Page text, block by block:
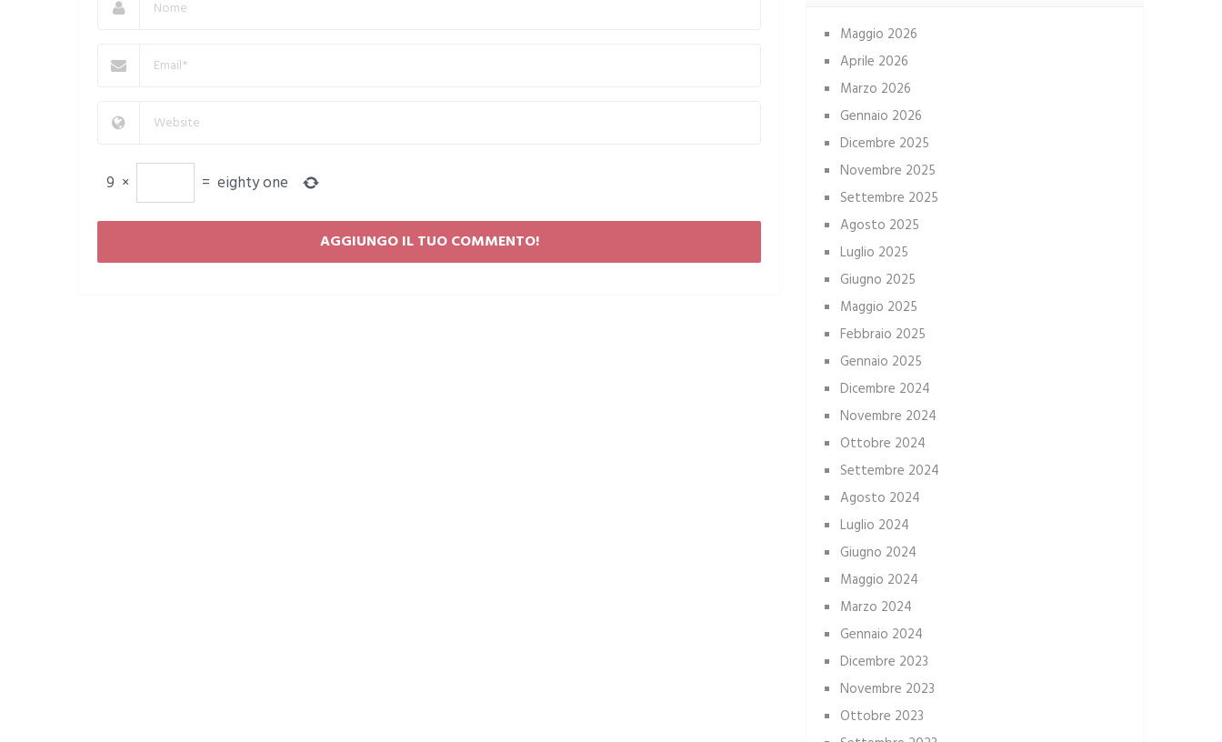
9 × = eighty one
Maggio 2026
Aprile 2026
Marzo 2026
Gennaio 2026
Dicembre 2025
Novembre 2025
Settembre 2025
Agosto 2025
Luglio 2025
Giugno 2025
Maggio 2025
Febbraio 2025
Gennaio 2025
Dicembre 2024
Novembre 2024
Ottobre 2024
Settembre 2024
Agosto 2024
Luglio 2024
Giugno 2024
Maggio 2024
Marzo 2024
Gennaio 2024
Dicembre 2023
Novembre 2023
Ottobre 2023